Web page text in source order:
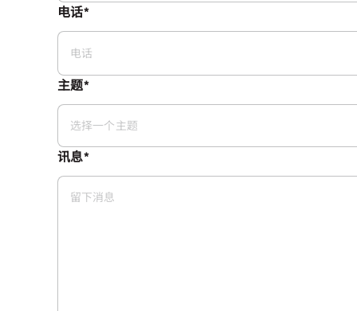
电话*
电话
主题*
选择一个主题
讯息*
留下消息